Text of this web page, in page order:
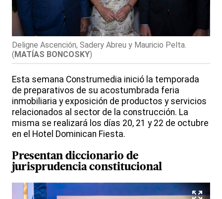
Deligne Ascención, Sadery Abreu y Mauricio Pelta.
(MATÍAS BONCOSKY)
Esta semana Construmedia inició la temporada
de preparativos de su acostumbrada feria
inmobiliaria y exposición de productos y servicios
relacionados al sector de la construcción. La
misma se realizará los días 20, 21 y 22 de octubre
en el Hotel Dominican Fiesta.
Presentan diccionario de
jurisprudencia constitucional